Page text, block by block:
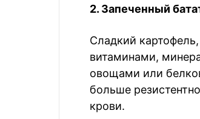
2. Запеченный
Сладкий
витаминами,
овощами или
больше
крови.